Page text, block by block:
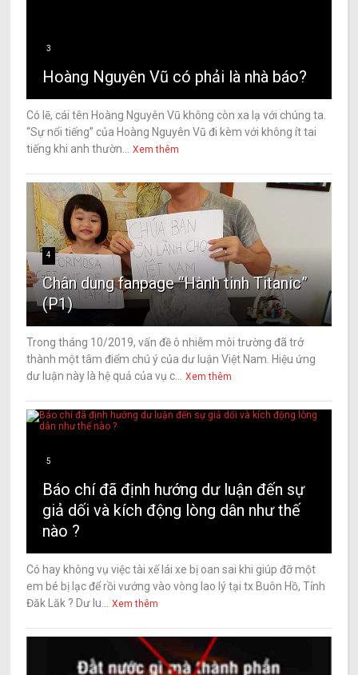
3
Hoàng Nguyên Vũ có phải là nhà báo?
Có lẽ, cái tên Hoàng Nguyên Vũ không còn xa lạ với chúng ta.
“Sự nổi tiếng” của Hoàng Nguyên Vũ đi kèm với không ít tai
tiếng khi anh thườn...
Xem thêm
4
Chân dung fanpage “Hành tinh Titanic”
(P1)
Trong tháng 10/2019, vấn đề ô nhiễm môi trường đã trở
thành một tâm điểm chú ý của dư luận Việt Nam. Hiệu ứng
dư luận này là hệ quả của vụ c...
Xem thêm
5
Báo chí đã định hướng dư luận đến sự
giả dối và kích động lòng dân như thế
nào ?
Có hay không vụ việc tài xế lái xe bị oan sai khi giúp đỡ một
em bé bị lạc để rồi vướng vào vòng lao lý tại tx Buôn Hồ, Tỉnh
Đăk Lăk ? Dư lu...
Xem thêm